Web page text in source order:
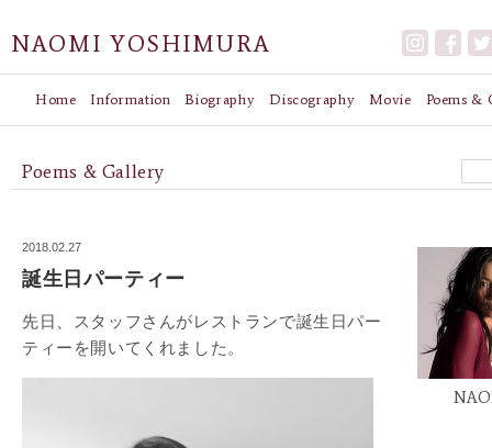
NAOMI YOSHIMURA
Home Information Biography Discography Movie Poems &
Poems & Gallery
2018.02.27
誕生日パーティー
先日、スタッフさんがレストランで誕生日パー
ティーを開いてくれました。